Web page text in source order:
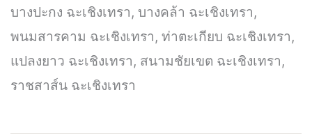
บางปะกง ฉะเชิงเทรา, บางคล้า ฉะเชิงเทรา,
พนมสารคาม ฉะเชิงเทรา, ท่าตะเกียบ ฉะเชิงเทรา,
แปลงยาว ฉะเชิงเทรา, สนามชัยเขต ฉะเชิงเทรา,
ราชสาส์น ฉะเชิงเทรา